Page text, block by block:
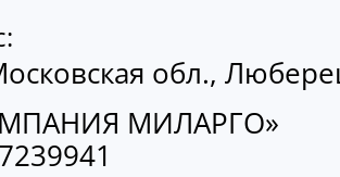
обл.,
МИЛАРГО»